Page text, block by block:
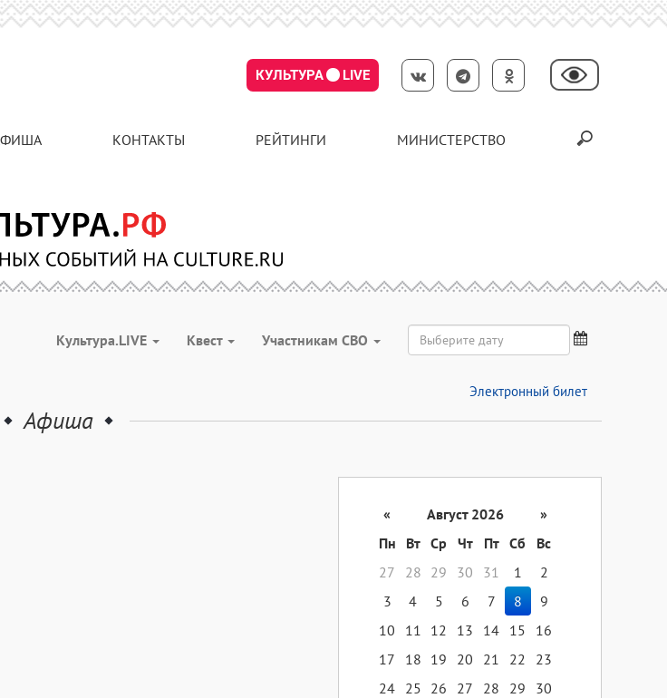
КУЛЬТУРА LIVE
КОНТАКТЫ РЕЙТИНГИ МИНИСТЕРСТВО
Культура.LIVE Квест Участникам СВО
Электронный билет
Афиша
« Август 2026
»
Пн
Вт Ср Чт Пт Сб
Вс
27
28 29 30 31 1
2
3
4 5 6 7 8
9
10
11 12 13 14 15
16
17
18 19 20 21 22
23
24 25 26 27 28 29
30